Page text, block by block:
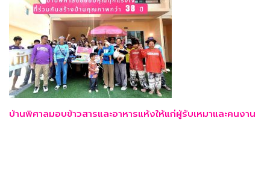
บ้านพิศาลมอบข้าวสารและอาหารแห้งให้แก่ผู้รับเหมาและคนงาน